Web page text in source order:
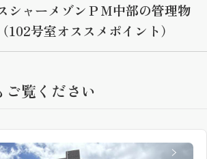
シャーメゾンＰＭ中部の管理物
102号室オススメポイント）
ご覧ください